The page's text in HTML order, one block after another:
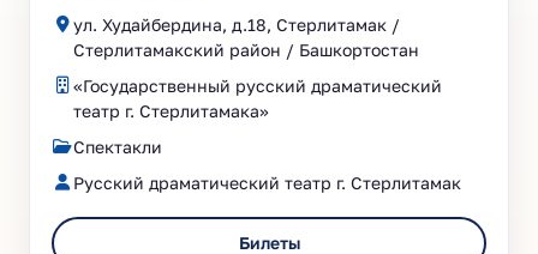
ул. Худайбердина, д.18, Стерлитамак /
Стерлитамакский район / Башкортостан
«Государственный русский драматический
театр г. Стерлитамака»
Спектакли
Русский драматический театр г. Стерлитамак
Билеты